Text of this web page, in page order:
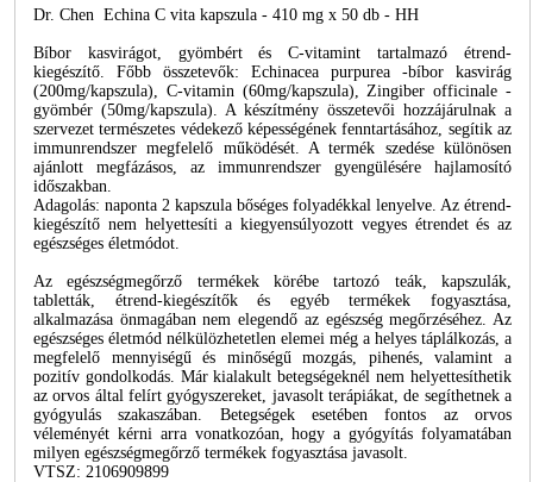
Dr. Chen Echina C vita kapszula - 410 mg x 50 db - HH
Bíbor kasvirágot, gyömbért és C-vitamint tartalmazó étrend-
kiegészítő. Főbb összetevők: Echinacea purpurea -bíbor kasvirág
(200mg/kapszula), C-vitamin (60mg/kapszula), Zingiber officinale -
gyömbér (50mg/kapszula). A készítmény összetevői hozzájárulnak a
szervezet természetes védekező képességének fenntartásához, segítik az
immunrendszer megfelelő működését. A termék szedése különösen
ajánlott megfázásos, az immunrendszer gyengülésére hajlamosító
időszakban.
Adagolás: naponta 2 kapszula bőséges folyadékkal lenyelve. Az étrend-
kiegészítő nem helyettesíti a kiegyensúlyozott vegyes étrendet és az
egészséges életmódot.
Az egészségmegőrző termékek körébe tartozó teák, kapszulák,
tabletták, étrend-kiegészítők és egyéb termékek fogyasztása,
alkalmazása önmagában nem elegendő az egészség megőrzéséhez. Az
egészséges életmód nélkülözhetetlen elemei még a helyes táplálkozás, a
megfelelő mennyiségű és minőségű mozgás, pihenés, valamint a
pozitív gondolkodás. Már kialakult betegségeknél nem helyettesíthetik
az orvos által felírt gyógyszereket, javasolt terápiákat, de segíthetnek a
gyógyulás szakaszában. Betegségek esetében fontos az orvos
véleményét kérni arra vonatkozóan, hogy a gyógyítás folyamatában
milyen egészségmegőrző termékek fogyasztása javasolt.
VTSZ: 2106909899